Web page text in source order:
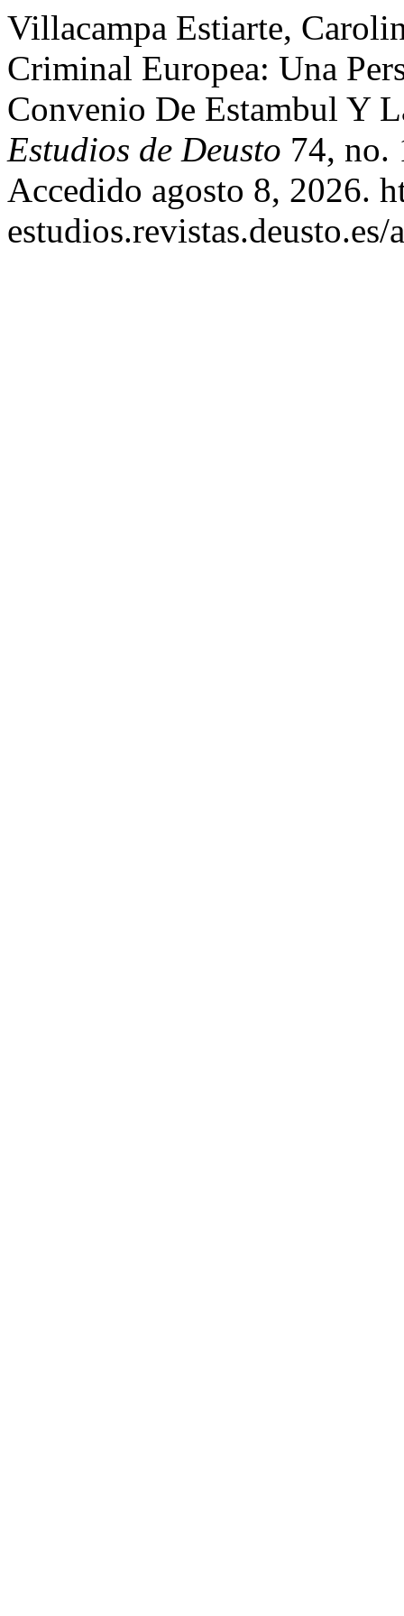
Villacampa Estiarte,
Criminal Europea: Una
Convenio De Estambul Y
Estudios de Deusto 74, no.
Accedido agosto 8, 2026.